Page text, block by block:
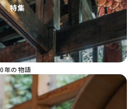
特集
年の物語